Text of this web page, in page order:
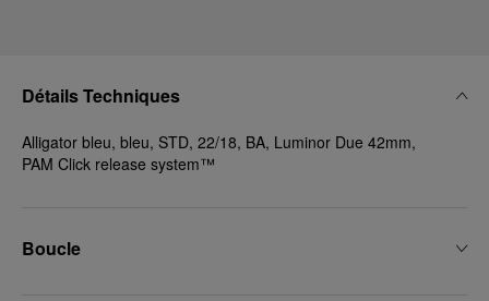
Détails Techniques
Alligator bleu, bleu, STD, 22/18, BA, Luminor Due 42mm,
PAM Click release system™
Boucle